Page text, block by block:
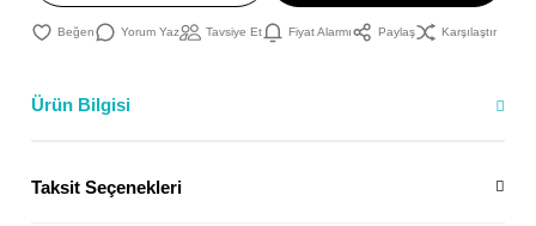
Yorum Yaz Tavsiye Et Fiyat Alarmı Paylaş Karşılaştır
Ürün Bilgisi
Taksit Seçenekleri